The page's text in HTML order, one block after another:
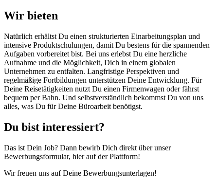
Wir bieten
Natürlich erhältst Du einen strukturierten Einarbeitungsplan und
intensive Produktschulungen, damit Du bestens für die spannenden
Aufgaben vorbereitet bist. Bei uns erlebst Du eine herzliche
Aufnahme und die Möglichkeit, Dich in einem globalen
Unternehmen zu entfalten. Langfristige Perspektiven und
regelmäßige Fortbildungen unterstützen Deine Entwicklung. Für
Deine Reisetätigkeiten nutzt Du einen Firmenwagen oder fährst
bequem per Bahn. Und selbstverständlich bekommst Du von uns
alles, was Du für Deine Büroarbeit benötigst.
Du bist interessiert?
Das ist Dein Job? Dann bewirb Dich direkt über unser
Bewerbungsformular, hier auf der Plattform!
Wir freuen uns auf Deine Bewerbungsunterlagen!